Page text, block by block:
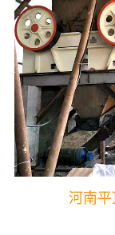
河南